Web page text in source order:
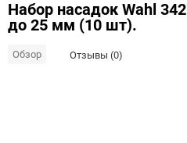
Набор насадок Wahl
до 25 мм (10 шт).
Обзор Отзывы (0)